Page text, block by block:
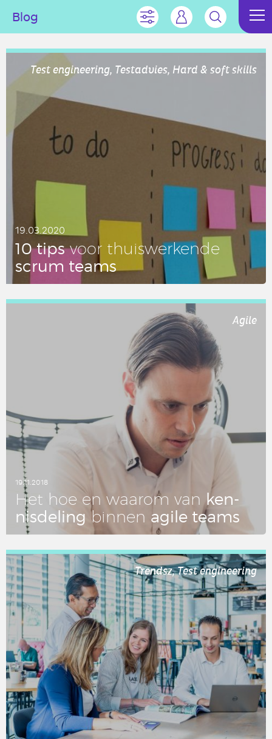
Blog
Test engineering, Testadvies, Hard & soft skills
19.03.2020
10 tipsvoor thuis­wer­ken­de
scrum teams
LEES DIT ARTIKEL
Agile
19.11.2018
Het hoe en waarom vanken­
nis­de­ling binnen agile teams
LEES DIT ARTIKEL
Trendsz, Test engineering